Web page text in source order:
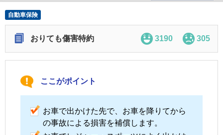
自動車保険
おりても傷害特約 3190 305
ここがポイント
お車で出かけた先で、お車を降りてから
の事故による損害を補償します。